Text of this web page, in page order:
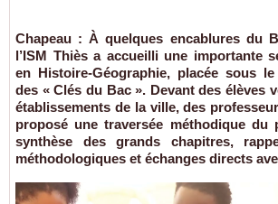
Chapeau : À quelques encablures du
l’ISM Thiès a accueilli une importante
en Histoire-Géographie, placée sous
des « Clés du Bac ». Devant des élèves
établissements de la ville, des
proposé une traversée méthodique du
synthèse des grands chapitres,
méthodologiques et échanges directs